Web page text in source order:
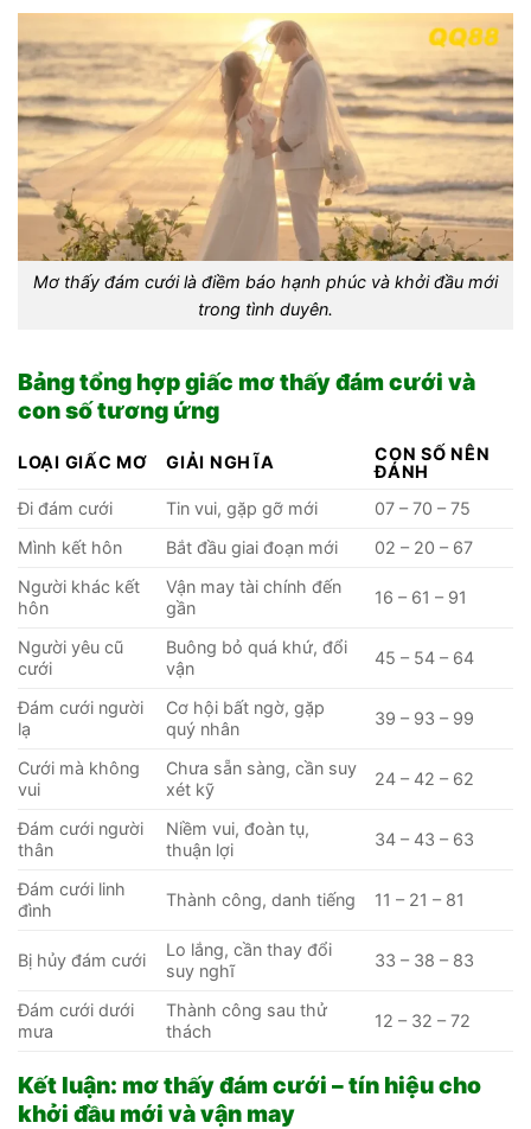
Mơ thấy đám cưới là điềm báo hạnh phúc và khởi đầu mới
trong tình duyên.
Bảng tổng hợp giấc mơ thấy đám cưới và
con số tương ứng
LOẠI GIẤC MƠ GIẢI NGHĨA
CON SỐ NÊN
ĐÁNH
Đi đám cưới
Tin vui, gặp gỡ mới
07 – 70 – 75
Mình kết hôn
Bắt đầu giai đoạn mới
02 – 20 – 67
Người khác kết
hôn
Vận may tài chính đến
gần
16 – 61 – 91
Người yêu cũ
cưới
Buông bỏ quá khứ, đổi
vận
45 – 54 – 64
Đám cưới người
lạ
Cơ hội bất ngờ, gặp
quý nhân
39 – 93 – 99
Cưới mà không
vui
Chưa sẵn sàng, cần suy
xét kỹ
24 – 42 – 62
Đám cưới người
thân
Niềm vui, đoàn tụ,
thuận lợi
34 – 43 – 63
Đám cưới linh
đình
Thành công, danh tiếng 11 – 21 – 81
Bị hủy đám cưới
Lo lắng, cần thay đổi
suy nghĩ
33 – 38 – 83
Đám cưới dưới
mưa
Thành công sau thử
thách
12 – 32 – 72
Kết luận: mơ thấy đám cưới – tín hiệu cho
khởi đầu mới và vận may